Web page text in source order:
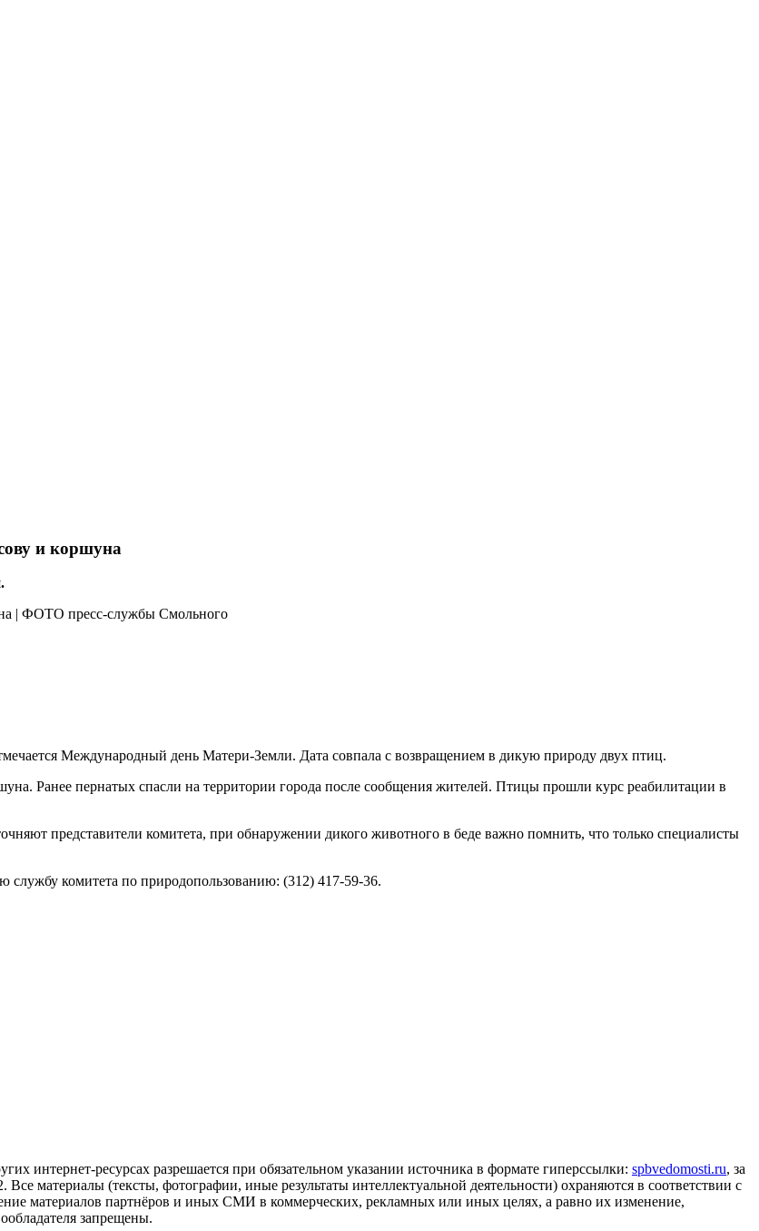
и коршуна
Международный день Матери-Земли. Дата совпала с возвращением в дикую природу двух птиц.
Ранее пернатых спасли на территории города после сообщения жителей. Птицы прошли курс реабилитации в
представители комитета, при обнаружении дикого животного в беде важно помнить, что только специалисты
комитета по природопользованию: (312) 417-59-36.
интернет-ресурсах разрешается при обязательном указании источника в формате гиперссылки: spbvedomosti.ru, за
Все материалы (тексты, фотографии, иные результаты интеллектуальной деятельности) охраняются в соответствии с
материалов партнёров и иных СМИ в коммерческих, рекламных или иных целях, а равно их изменение,
запрещены.